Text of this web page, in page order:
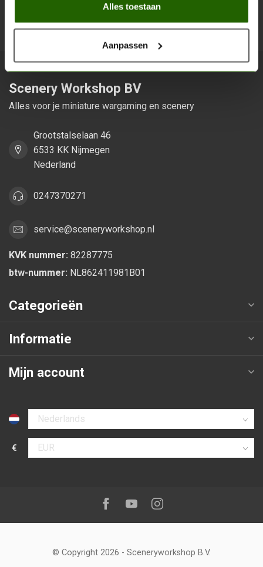
Alles toestaan
Aanpassen
Scenery Workshop BV
Alles voor je miniature wargaming en scenery
Grootstalselaan 46
6533 KK Nijmegen
Nederland
0247370271
service@sceneryworkshop.nl
KVK nummer: 82287775
btw-nummer: NL862411981B01
Categorieën
Informatie
Mijn account
Selecteer taal
€
Selecteer valuta
Volg ons op:Facebook
YoutubeInstagram
© Copyright 2026 - Sceneryworkshop B.V.